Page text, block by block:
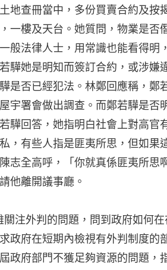
地查冊當中，多份買賣合約及按
一樓及天台。她質問，物業是否
般法律人士，用常識也能看得明
驊她是明知而簽訂合約，或涉嫌
是否已經犯法。林鄭回應稱，鄭
宇署會做出調查。而鄭若驊是否
驊回答，她指明白社會上對高官
，有些人指是匪夷所思，但如果
志全高呼，「你就真係匪夷所思
他離開議事廳。
關注外判的問題，問到政府如何
政府在短期內檢視有外判制度的
政府部門不獲足夠資源的問題，